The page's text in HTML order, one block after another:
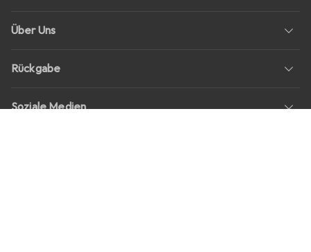
Über Uns
Rückgabe
Soziale Medien